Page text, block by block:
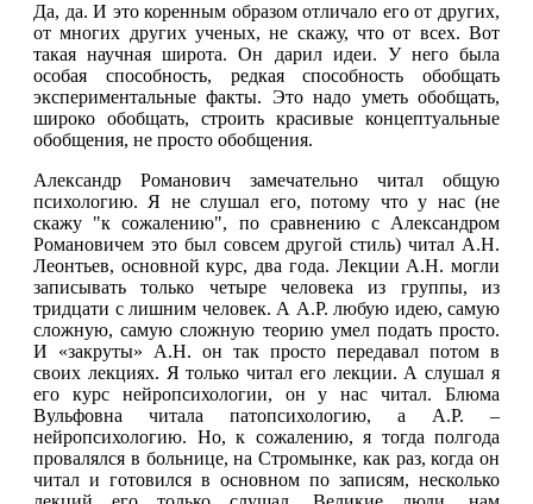
Да, да. И это коренным образом отличало его от других,
от многих других ученых, не скажу, что от всех. Вот
такая научная широта. Он дарил идеи. У него была
особая способность, редкая способность обобщать
экспериментальные факты. Это надо уметь обобщать,
широко обобщать, строить красивые концептуальные
обобщения, не просто обобщения.
Александр Романович замечательно читал общую
психологию. Я не слушал его, потому что у нас (не
скажу "к сожалению", по сравнению с Александром
Романовичем это был совсем другой стиль) читал А.Н.
Леонтьев, основной курс, два года. Лекции А.Н. могли
записывать только четыре человека из группы, из
тридцати с лишним человек. А А.Р. любую идею, самую
сложную, самую сложную теорию умел подать просто.
И «закруты» А.Н. он так просто передавал потом в
своих лекциях. Я только читал его лекции. А слушал я
его курс нейропсихологии, он у нас читал. Блюма
Вульфовна читала патопсихологию, а А.Р. –
нейропсихологию. Но, к сожалению, я тогда полгода
провалялся в больнице, на Стромынке, как раз, когда он
читал и готовился в основном по записям, несколько